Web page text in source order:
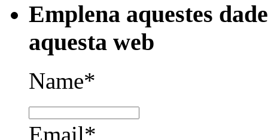
Emplena aquestes
aquesta web
Name*
Email*